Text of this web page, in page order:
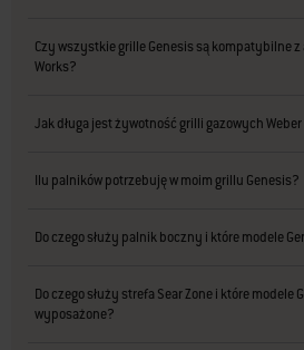
Czy wszystkie grille Genesis są kompatybilne z
Works?
Jak długa jest żywotność grilli gazowych
Ilu palników potrzebuję w moim grillu Genesis?
Do czego służy palnik boczny i które modele
Do czego służy strefa Sear Zone i które modele
wyposażone?